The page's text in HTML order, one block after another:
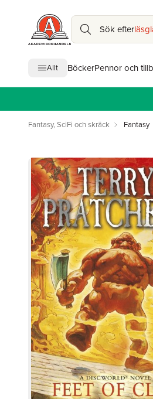
Sök efter
Allt BöckerPennor och
Fantasy, SciFi och skräck Fantasy